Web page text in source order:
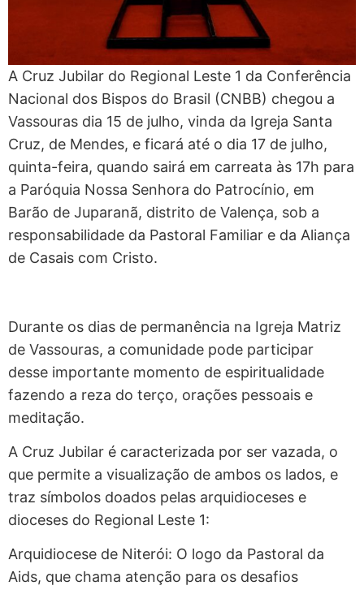
A Cruz Jubilar do Regional Leste 1 da Conferência
Nacional dos Bispos do Brasil (CNBB) chegou a
Vassouras dia 15 de julho, vinda da Igreja Santa
Cruz, de Mendes, e ficará até o dia 17 de julho,
quinta-feira, quando sairá em carreata às 17h para
a Paróquia Nossa Senhora do Patrocínio, em
Barão de Juparanã, distrito de Valença, sob a
responsabilidade da Pastoral Familiar e da Aliança
de Casais com Cristo.
Durante os dias de permanência na Igreja Matriz
de Vassouras, a comunidade pode participar
desse importante momento de espiritualidade
fazendo a reza do terço, orações pessoais e
meditação.
A Cruz Jubilar é caracterizada por ser vazada, o
que permite a visualização de ambos os lados, e
traz símbolos doados pelas arquidioceses e
dioceses do Regional Leste 1:
Arquidiocese de Niterói: O logo da Pastoral da
Aids, que chama atenção para os desafios